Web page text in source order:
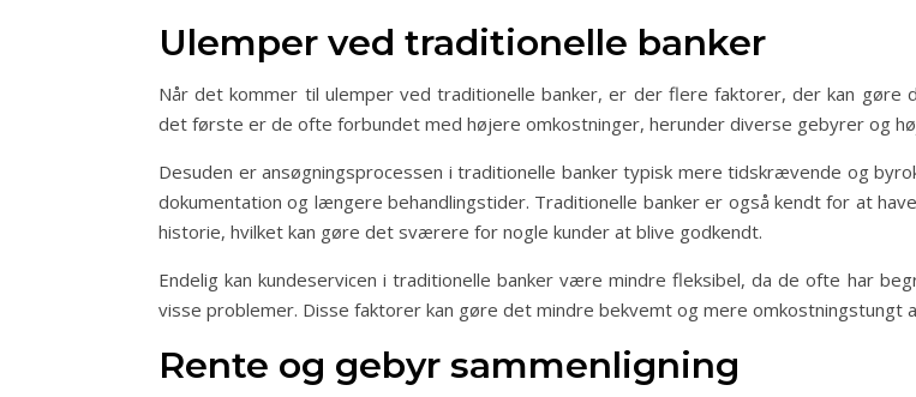
Ulemper ved traditionelle banker
Når det kommer til ulemper ved traditionelle banker, er der flere faktorer, der kan gøre
det første er de ofte forbundet med højere omkostninger, herunder diverse gebyrer og
Desuden er ansøgningsprocessen i traditionelle banker typisk mere tidskrævende og
dokumentation og længere behandlingstider. Traditionelle banker er også kendt for at
historie, hvilket kan gøre det sværere for nogle kunder at blive godkendt.
Endelig kan kundeservicen i traditionelle banker være mindre fleksibel, da de ofte har
visse problemer. Disse faktorer kan gøre det mindre bekvemt og mere omkostningstungt
Rente og gebyr sammenligning